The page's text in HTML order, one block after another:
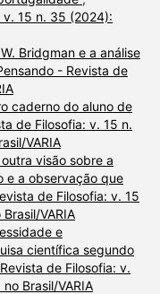
v. 15 n. 35 (2024):
Bridgman e a análise
- Revista de
caderno do aluno de
de Filosofia: v. 15 n.
VARIA
outra visão sobre a
e a observação que
de Filosofia: v. 15
VARIA
e
científica segundo
de Filosofia: v.
Brasil/VARIA